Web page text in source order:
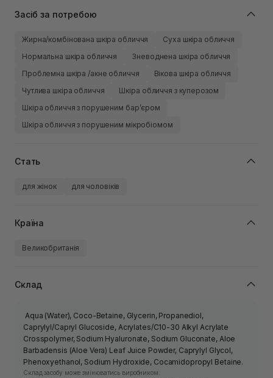
Засіб за потребою
Жирна/комбінована шкіра обличчя
Суха шкіра обличчя
Нормальна шкіра обличчя
Зневоднена шкіра обличчя
Проблемна шкіра /акне обличчя
Вікова шкіра обличчя
Чутлива шкіра обличчя
Шкіра обличчя з куперозом
Шкіра обличчя з порушеним барʼєром
Шкіра обличчя з порушеним мікробіомом
Стать
для жінок для чоловіків
Країна
Великобританія
Склад
Aqua (Water), Coco-Betaine, Glycerin, Propanediol,
Caprylyl/Capryl Glucoside, Acrylates/C10-30 Alkyl Acrylate
Crosspolymer, Sodium Hyaluronate, Sodium Gluconate, Aloe
Barbadensis (Aloe Vera) Leaf Juice Powder, Caprylyl Glycol,
Phenoxyethanol, Sodium Hydroxide, Cocamidopropyl Betaine.
Склад засобу може змінюватись виробником.